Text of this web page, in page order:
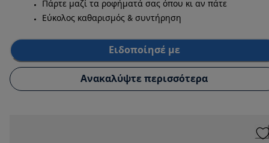
Πάρτε μαζί τα ροφήματά σας όπου κι αν πάτε
Εύκολος καθαρισμός & συντήρηση
Ειδοποίησέ με
Ανακαλύψτε περισσότερα